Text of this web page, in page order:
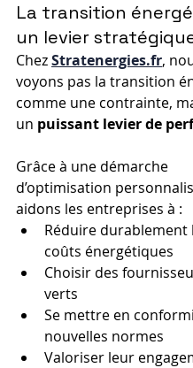
La transition
un levier
Chez Stratenergies.fr,
voyons pas la transition
comme une contrainte,
un puissant levier de
Grâce à une démarche
d’optimisation
aidons les entreprises à :
Réduire durablement
coûts énergétiques
Choisir des
verts
Se mettre en
nouvelles normes
Valoriser leur